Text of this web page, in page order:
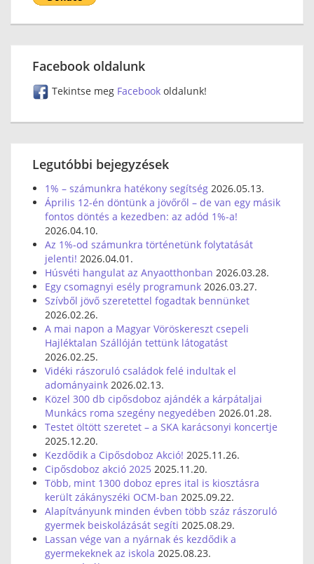
Facebook oldalunk
Tekintse meg Facebook oldalunk!
Legutóbbi bejegyzések
1% – számunkra hatékony segítség 2026.05.13.
Április 12-én döntünk a jövőről – de van egy másik
fontos döntés a kezedben: az adód 1%-a!
2026.04.10.
Az 1%-od számunkra történetünk folytatását
jelenti! 2026.04.01.
Húsvéti hangulat az Anyaotthonban 2026.03.28.
Egy csomagnyi esély programunk 2026.03.27.
Szívből jövő szeretettel fogadtak bennünket
2026.02.26.
A mai napon a Magyar Vöröskereszt csepeli
Hajléktalan Szállóján tettünk látogatást
2026.02.25.
Vidéki rászoruló családok felé indultak el
adományaink 2026.02.13.
Közel 300 db cipősdoboz ajándék a kárpátaljai
Munkács roma szegény negyedében 2026.01.28.
Testet öltött szeretet – a SKA karácsonyi koncertje
2025.12.20.
Kezdődik a Cipősdoboz Akció! 2025.11.26.
Cipősdoboz akció 2025 2025.11.20.
Több, mint 1300 doboz epres ital is kiosztásra
került zákányszéki OCM-ban 2025.09.22.
Alapítványunk minden évben több száz rászoruló
gyermek beiskolázását segíti 2025.08.29.
Lassan vége van a nyárnak és kezdődik a
gyermekeknek az iskola 2025.08.23.